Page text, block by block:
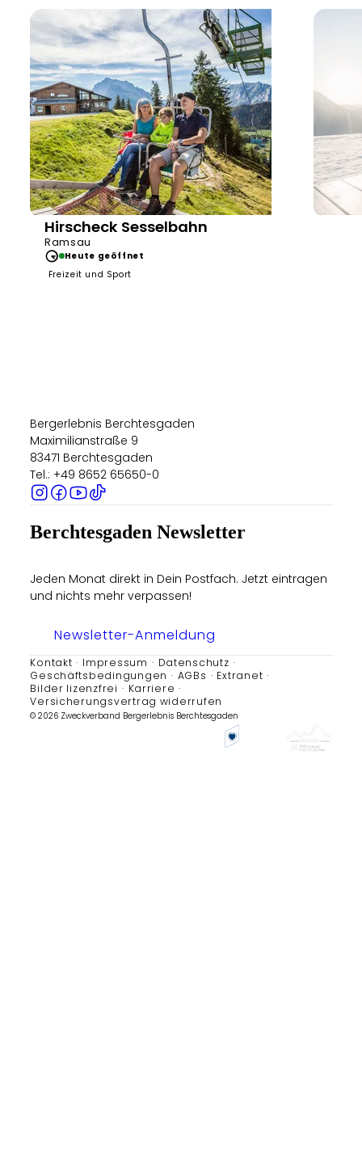
Hirscheck Sesselbahn
Ramsau
Heute geöffnet
Freizeit und Sport
Bergerlebnis Berchtesgaden
Maximilianstraße 9
83471 Berchtesgaden
Tel.: +49 8652 65650-0
Berchtesgaden Newsletter
Jeden Monat direkt in Dein Postfach. Jetzt eintragen
und nichts mehr verpassen!
Newsletter-Anmeldung
Kontakt Impressum
Datenschutz
Geschäftsbedingungen
AGBs
Extranet
Bilder lizenzfrei
Karriere
Versicherungsvertrag widerrufen
© 2026 Zweckverband Bergerlebnis Berchtesgaden